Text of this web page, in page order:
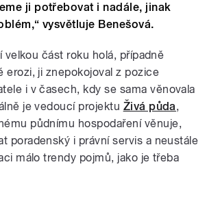
ji potřebovat i nadále, jinak
vysvětluje Benešová.
velkou část roku holá, případně
erozi, ji znepokojoval z pozice
i v časech, kdy se sama věnovala
je vedoucí projektu Živá půda,
půdnímu hospodaření věnuje,
poradenský i právní servis a neustále
málo trendy pojmů, jako je třeba